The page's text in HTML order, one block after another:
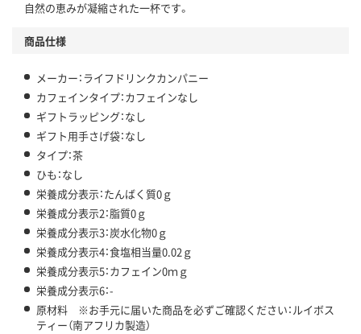
自然の恵みが凝縮された一杯です。
商品仕様
メーカー：ライフドリンクカンパニー
カフェインタイプ：カフェインなし
ギフトラッピング：なし
ギフト用手さげ袋：なし
タイプ：茶
ひも：なし
栄養成分表示：たんばく質0ｇ
栄養成分表示2：脂質0ｇ
栄養成分表示3：炭水化物0ｇ
栄養成分表示4：食塩相当量0.02ｇ
栄養成分表示5：カフェイン0ｍｇ
栄養成分表示6：-
原材料 ※お手元に届いた商品を必ずご確認ください：ルイボス
ティー（南アフリカ製造）